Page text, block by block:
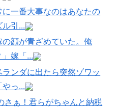
一番大事なのはあなたの
引...
顔が青ざめていた。俺
」嫁「...
ンダに出たら突然ゾワッ
やっ...
さぁ！君らがちゃんと納税